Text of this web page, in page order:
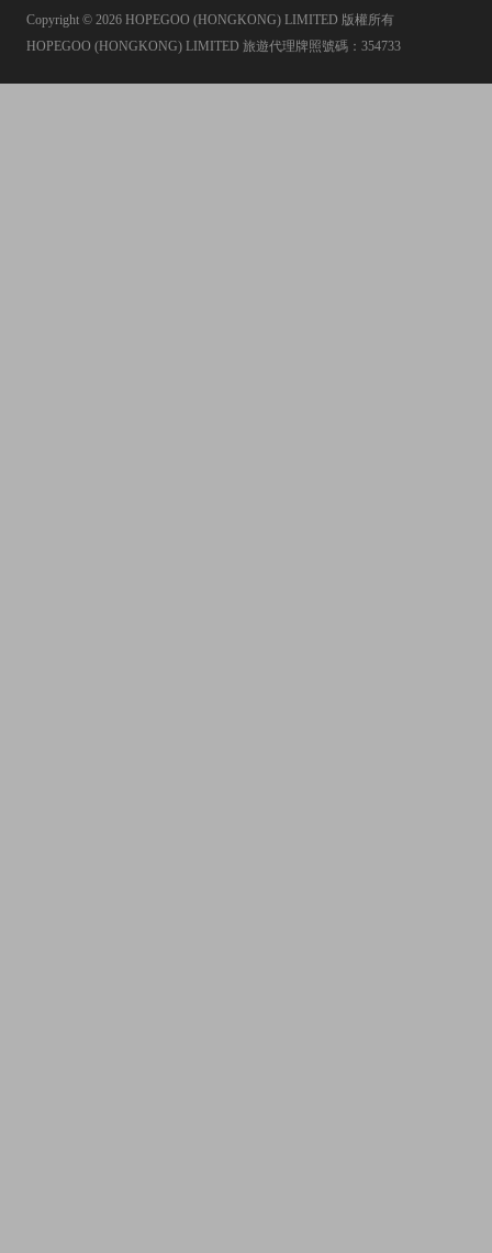
Copyright © 2026 HOPEGOO (HONGKONG) LIMITED 版權所有
HOPEGOO (HONGKONG) LIMITED 旅遊代理牌照號碼：354733